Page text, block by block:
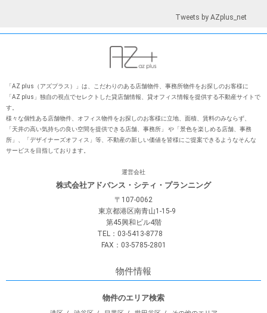
Tweets by AZplus_net
「AZ plus（アズプラス）」は、こだわりのある店舗物件、事務所物件をお探しのお客様に
「AZ plus」独⾃の視点でセレクトした貸店舗情報、貸オフィス情報を提供する不動産サイトで
す。
様々な個性ある店舗物件、オフィス物件をお探しのお客様に⽴地、⾯積、賃料のみならず、
「天井の⾼い気持ちの良い空間を提供できる店舗、事務所」 や「景⾊を楽しめる店舗、事務
所」、「デザイナーズオフィス」等、不動産の新しい価値を皆様にご提案できるようなそんな
サービスを⽬指しております。
運営会社
株式会社アドバンス・シティ・プランニング
〒107-0062
東京都港区南青山1-15-9
第45興和ビル4階
TEL：03-5413-8778
FAX：03-5785-2801
物件情報
物件のエリア検索